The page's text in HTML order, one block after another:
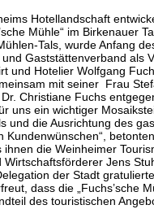
Hotellandschaft
Mühle“ im Birkenauer
Tals, wurde Anfang
Gaststättenverband als
und Hotelier Wolfgang
mit seiner Frau
Christiane Fuchs
uns ein wichtiger
und die Ausrichtung des
Kundenwünschen“,
ihnen die Weinheimer
Wirtschaftsförderer Jens
der Stadt
dass die „Fuchs’sche
des touristischen